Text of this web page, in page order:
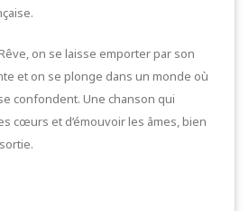
on se laisse emporter par son
et on se plonge dans un monde où
confondent. Une chanson qui
cœurs et d’émouvoir les âmes, bien